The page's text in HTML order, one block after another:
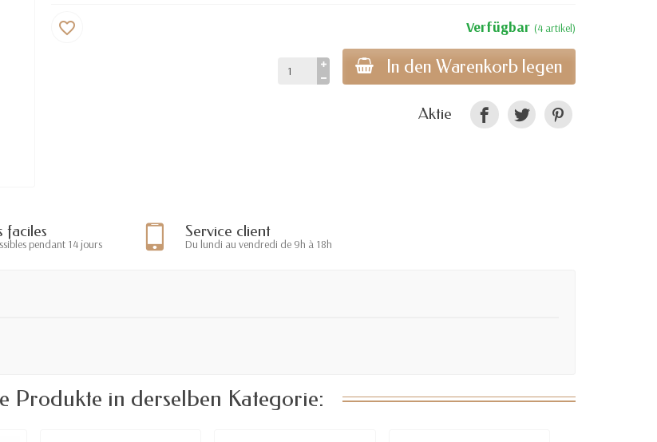
Verfügbar (4 artikel)
In den Warenkorb legen
favorite_border
Aktie
faciles
pendant 14 jours
Service client
Du lundi au vendredi de 9h à 18h
Produkte in derselben Kategorie: